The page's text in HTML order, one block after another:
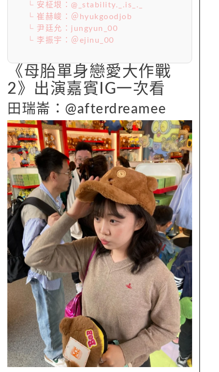
└ 安柾垠：@_stability._.is_._
└ 崔赫峻：＠hyukgoodjob
└ 尹廷允：jungyun_00
└ 李振宇：＠ejinu_00
《母胎單身戀愛大作戰
2》出演嘉賓IG一次看
田瑞崙：@afterdreamee